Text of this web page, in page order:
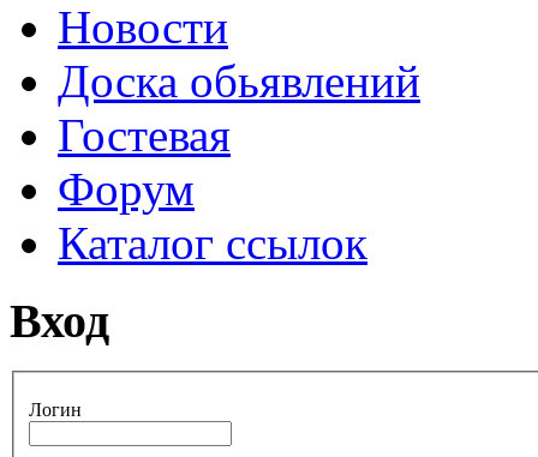
Новости
Доска обьявлений
Гостевая
Форум
Каталог ссылок
Вход
Логин